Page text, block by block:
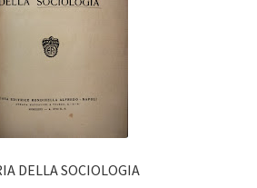
DELLA SOCIOLOGIA